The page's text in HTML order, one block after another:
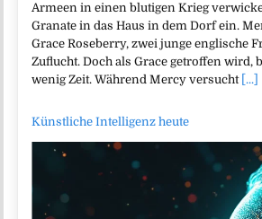
Armeen in einen blutigen Krieg
Granate in das Haus in dem Dorf ein.
Grace Roseberry, zwei junge englische
Zuflucht. Doch als Grace getroffen wird,
wenig Zeit. Während Mercy versucht [...]
Künstliche Intelligenz heute